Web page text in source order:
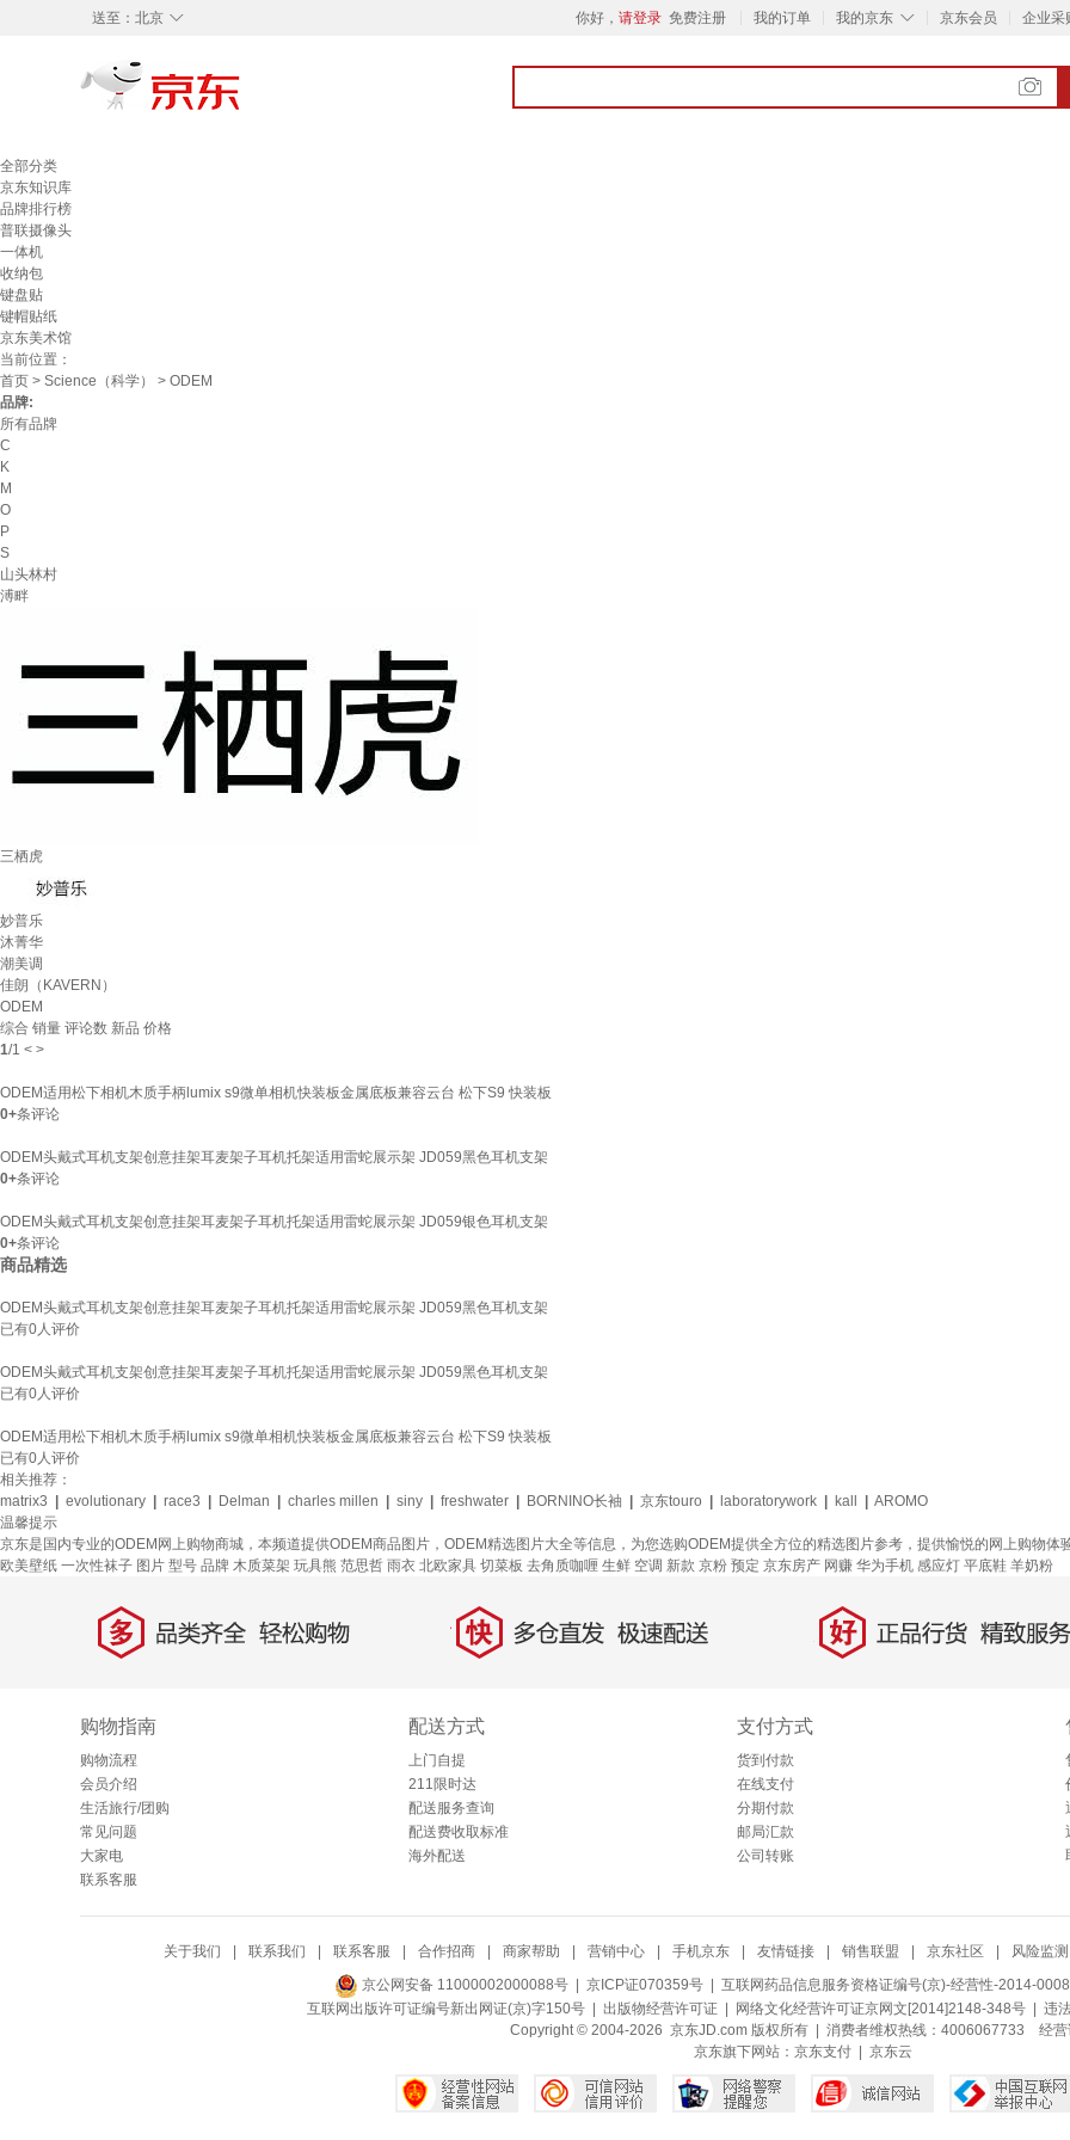
◇
送至： 北京 你好， 请登录 免费注册 我的订单 ◇
我的京东 京东会员 企业采
全部分类
京东知识库
品牌排行榜
普联摄像头
一体机
收纳包
键盘贴
键帽贴纸
京东美术馆
当前位置：
首页 > Science（科学）
> ODEM
品牌:
所有品牌
C
K
M
O
P
S
山头林村
溥畔
三栖虎
妙普乐
沐菁华
潮美调
佳朗（KAVERN）
ODEM
综合 销量 评论数 新品 价格
1/1 < >
ODEM适用松下相机木质手柄lumix s9微单相机快装板金属底板兼容云台 松下S9 快装板
0+条评论
ODEM头戴式耳机支架创意挂架耳麦架子耳机托架适用雷蛇展示架 JD059黑色耳机支架
0+条评论
ODEM头戴式耳机支架创意挂架耳麦架子耳机托架适用雷蛇展示架 JD059银色耳机支架
0+条评论
商品精选
ODEM头戴式耳机支架创意挂架耳麦架子耳机托架适用雷蛇展示架 JD059黑色耳机支架
已有0人评价
ODEM头戴式耳机支架创意挂架耳麦架子耳机托架适用雷蛇展示架 JD059黑色耳机支架
已有0人评价
ODEM适用松下相机木质手柄lumix s9微单相机快装板金属底板兼容云台 松下S9 快装板
已有0人评价
相关推荐：
matrix3
evolutionary race3 Delman charles millen siny freshwater BORNINO长袖 京东touro laboratorywork kall
AROMO
温馨提示
京东是国内专业的ODEM网上购物商城，本频道提供ODEM商品图片，ODEM精选图片大全等信息，为您选购ODEM提供全方位的精选图片参考，提供愉悦的网上购物体
欧美壁纸 一次性袜子 图片 型号 品牌 木质菜架 玩具熊 范思哲 雨衣 北欧家具 切菜板 去角质咖喱 生鲜 空调 新款 京粉 预定 京东房产 网赚 华为手机 感应灯 平底鞋 羊奶粉
多 品类齐全，轻松购物 快 多仓直发，极速配送 好 正品行货，精致服务
购物指南
购物流程
会员介绍
生活旅行/团购
常见问题
大家电
联系客服
配送方式
上门自提
211限时达
配送服务查询
配送费收取标准
海外配送
支付方式
货到付款
在线支付
分期付款
邮局汇款
公司转账
关于我们 联系我们 联系客服 合作招商 商家帮助 营销中心 手机京东 友情链接 销售联盟 京东社区 风险监测
京公网安备 11000002000088号 | 京ICP证070359号 | 互联网药品信息服务资格证编号(京)-经营性-2014-0008
互联网出版许可证编号新出网证(京)字150号 | 出版物经营许可证| 网络文化经营许可证京网文[2014]2148-348号| 违法
Copyright © 2004-2026 京东JD.com 版权所有 | 消费者维权热线：4006067733 经
京东旗下网站： 京东支付| 京东云